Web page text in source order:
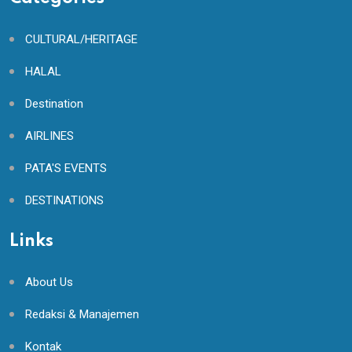
CULTURAL/HERITAGE
HALAL
Destination
AIRLINES
PATA'S EVENTS
DESTINATIONS
Links
About Us
Redaksi & Manajemen
Kontak